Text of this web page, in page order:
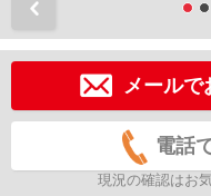
メールで
電話
現況の確認はお